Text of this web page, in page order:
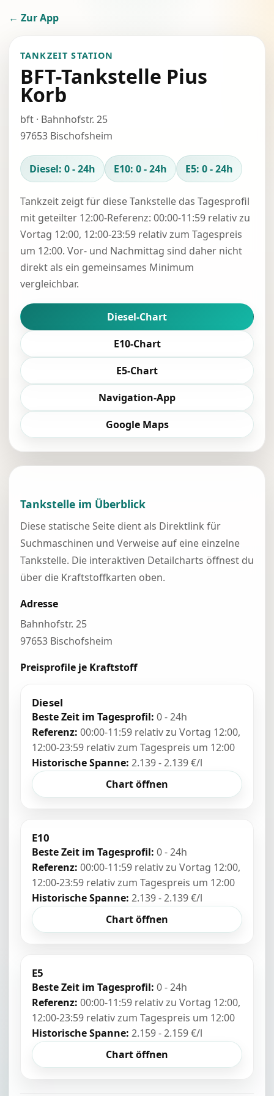
← Zur App
TANKZEIT STATION
BFT-Tankstelle Pius
Korb
bft · Bahnhofstr. 25
97653 Bischofsheim
Diesel: 0 - 24h E10: 0 - 24h E5: 0 - 24h
Tankzeit zeigt für diese Tankstelle das Tagesprofil
mit geteilter 12:00-Referenz: 00:00-11:59 relativ zu
Vortag 12:00, 12:00-23:59 relativ zum Tagespreis
um 12:00. Vor- und Nachmittag sind daher nicht
direkt als ein gemeinsames Minimum
vergleichbar.
Diesel-Chart
E10-Chart
E5-Chart
Navigation-App
Google Maps
Tankstelle im Überblick
Diese statische Seite dient als Direktlink für
Suchmaschinen und Verweise auf eine einzelne
Tankstelle. Die interaktiven Detailcharts öffnest du
über die Kraftstoffkarten oben.
Adresse
Bahnhofstr. 25
97653 Bischofsheim
Preisprofile je Kraftstoff
Diesel
Beste Zeit im Tagesprofil: 0 - 24h
Referenz: 00:00-11:59 relativ zu Vortag 12:00,
12:00-23:59 relativ zum Tagespreis um 12:00
Historische Spanne: 2.139 - 2.139 €/l
Chart öffnen
E10
Beste Zeit im Tagesprofil: 0 - 24h
Referenz: 00:00-11:59 relativ zu Vortag 12:00,
12:00-23:59 relativ zum Tagespreis um 12:00
Historische Spanne: 2.139 - 2.139 €/l
Chart öffnen
E5
Beste Zeit im Tagesprofil: 0 - 24h
Referenz: 00:00-11:59 relativ zu Vortag 12:00,
12:00-23:59 relativ zum Tagespreis um 12:00
Historische Spanne: 2.159 - 2.159 €/l
Chart öffnen